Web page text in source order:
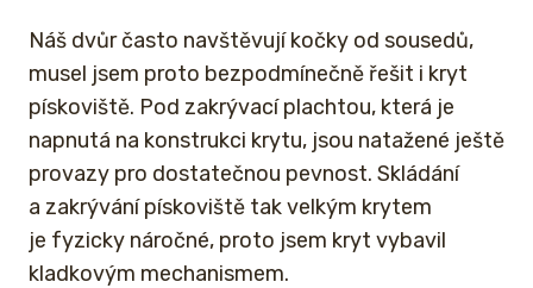
Náš dvůr často navštěvují kočky od sousedů,
musel jsem proto bezpodmínečně řešit i kryt
pískoviště. Pod zakrývací plachtou, která je
napnutá na konstrukci krytu, jsou natažené ještě
provazy pro dostatečnou pevnost. Skládání
a zakrývání pískoviště tak velkým krytem
je fyzicky náročné, proto jsem kryt vybavil
kladkovým mechanismem.